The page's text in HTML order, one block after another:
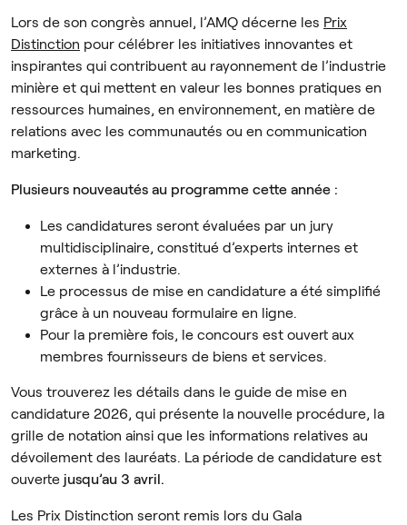
Lors de son congrès annuel, l’AMQ décerne les Prix
Distinction pour célébrer les initiatives innovantes et
inspirantes qui contribuent au rayonnement de l’industrie
minière et qui mettent en valeur les bonnes pratiques en
ressources humaines, en environnement, en matière de
relations avec les communautés ou en communication
marketing.
Plusieurs nouveautés au programme cette année :
Les candidatures seront évaluées par un jury
multidisciplinaire, constitué d’experts internes et
externes à l’industrie.
Le processus de mise en candidature a été simplifié
grâce à un nouveau formulaire en ligne.
Pour la première fois, le concours est ouvert aux
membres fournisseurs de biens et services.
Vous trouverez les détails dans le guide de mise en
candidature 2026, qui présente la nouvelle procédure, la
grille de notation ainsi que les informations relatives au
dévoilement des lauréats. La période de candidature est
ouverte jusqu’au 3 avril.
Les Prix Distinction seront remis lors du Gala